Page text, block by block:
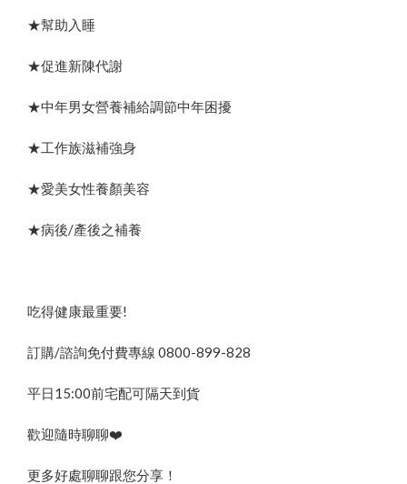
★幫助入睡
★促進新陳代謝
★中年男女營養補給調節中年困擾
★工作族滋補強身
★愛美女性養顏美容
★病後/產後之補養
吃得健康最重要!
訂購/諮詢免付費專線 0800-899-828
平日15:00前宅配可隔天到貨
歡迎隨時聊聊❤️
更多好處聊聊跟您分享！